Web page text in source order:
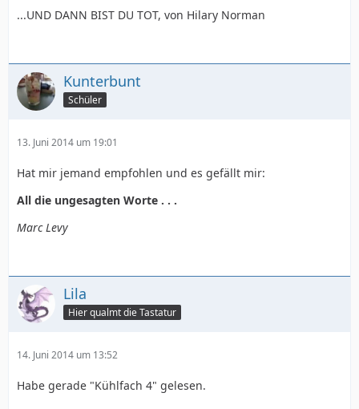
...UND DANN BIST DU TOT, von Hilary Norman
Kunterbunt
Schüler
13. Juni 2014 um 19:01
Hat mir jemand empfohlen und es gefällt mir:
All die ungesagten Worte . . .
Marc Levy
Lila
Hier qualmt die Tastatur
14. Juni 2014 um 13:52
Habe gerade "Kühlfach 4" gelesen.